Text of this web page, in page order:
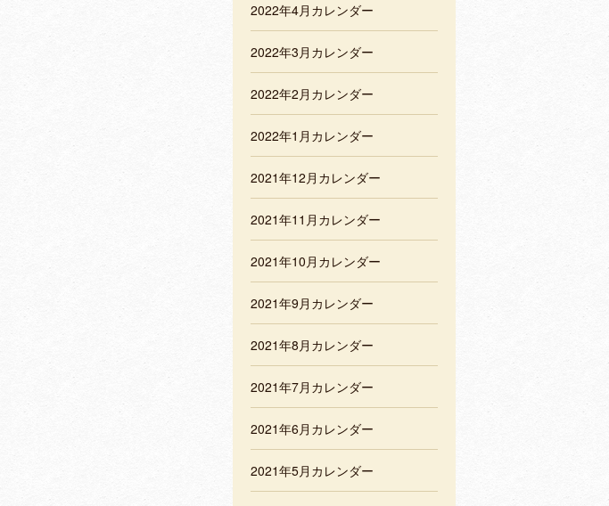
2022年4月カレンダー
2022年3月カレンダー
2022年2月カレンダー
2022年1月カレンダー
2021年12月カレンダー
2021年11月カレンダー
2021年10月カレンダー
2021年9月カレンダー
2021年8月カレンダー
2021年7月カレンダー
2021年6月カレンダー
2021年5月カレンダー